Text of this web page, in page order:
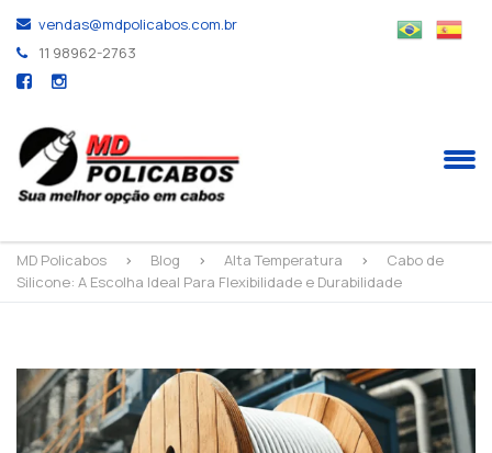
vendas@mdpolicabos.com.br
11 98962-2763
MD Policabos > Blog > Alta Temperatura >
Cabo de
Silicone: A Escolha Ideal Para Flexibilidade e Durabilidade